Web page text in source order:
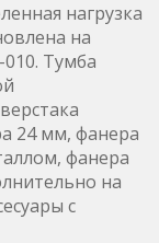
нагрузка
на
Тумба
24 мм, фанера
фанера
на
с